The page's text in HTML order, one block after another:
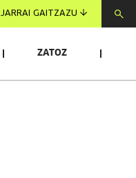
JARRAI GAITZAZU
ZATOZ